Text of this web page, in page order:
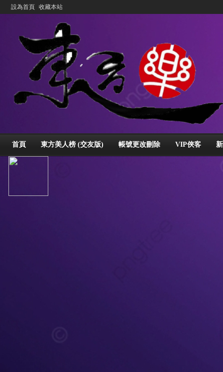
設為首頁 收藏本站
首頁 東方美人榜 (交友版) 帳號更改刪除 VIP俠客